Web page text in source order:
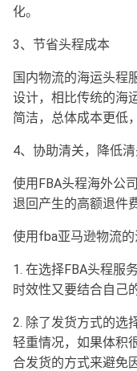
化。
3、节省头程成本
国内物流的海运头程
设计，相比传统的海
简洁，总体成本更低
4、协助清关，降低
使用FBA头程海外公
退回产生的高额退件
使用fba亚马逊物流的
1. 在选择FBA头程服
时效性又要结合自己
2. 除了发货方式的选
轻重情况，如果体积
合发货的方式来避免